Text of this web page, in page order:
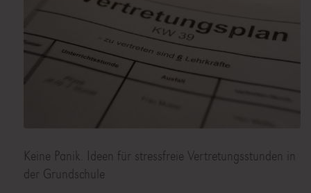
Keine Panik. Ideen für stressfreie Vertretungsstunden in
der Grundschule